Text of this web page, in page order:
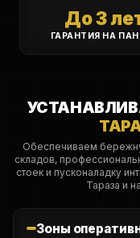
До 3
ГАРАНТИЯ НА
Обеспечиваем
складов,
стоек и пусконаладку
Тараза и
Зоны